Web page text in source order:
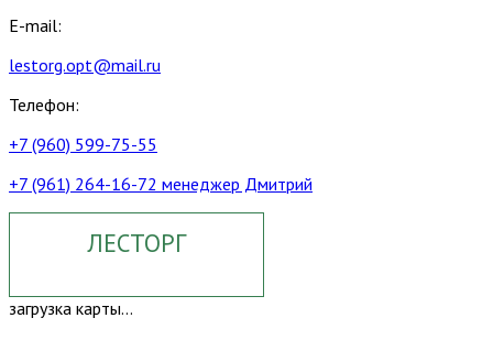
E-mail:
lestorg.opt@mail.ru
Телефон:
+7 (960) 599-75-55
+7 (961) 264-16-72 менеджер Дмитрий
ЛЕСТОРГ
загрузка карты...